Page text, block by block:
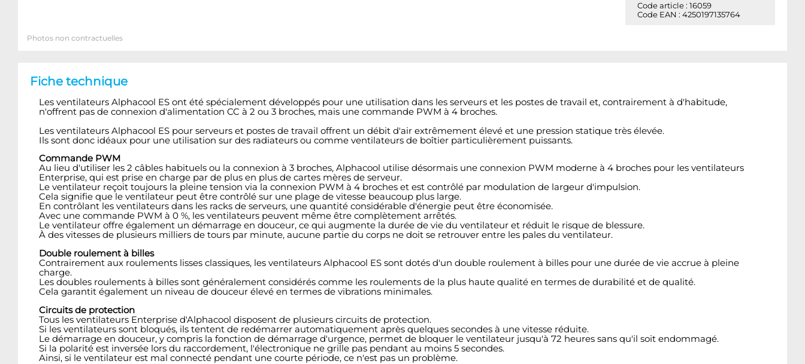
Code article : 16059
Code EAN : 4250197135764
Photos non contractuelles
Fiche technique
Les ventilateurs Alphacool ES ont été spécialement développés pour une utilisation dans les serveurs et les postes de travail et, contrairement à d'habitude,
n'offrent pas de connexion d'alimentation CC à 2 ou 3 broches, mais une commande PWM à 4 broches.
Les ventilateurs Alphacool ES pour serveurs et postes de travail offrent un débit d'air extrêmement élevé et une pression statique très élevée.
Ils sont donc idéaux pour une utilisation sur des radiateurs ou comme ventilateurs de boîtier particulièrement puissants.
Commande PWM
Au lieu d'utiliser les 2 câbles habituels ou la connexion à 3 broches, Alphacool utilise désormais une connexion PWM moderne à 4 broches pour les ventilateurs
Enterprise, qui est prise en charge par de plus en plus de cartes mères de serveur.
Le ventilateur reçoit toujours la pleine tension via la connexion PWM à 4 broches et est contrôlé par modulation de largeur d'impulsion.
Cela signifie que le ventilateur peut être contrôlé sur une plage de vitesse beaucoup plus large.
En contrôlant les ventilateurs dans les racks de serveurs, une quantité considérable d'énergie peut être économisée.
Avec une commande PWM à 0 %, les ventilateurs peuvent même être complètement arrêtés.
Le ventilateur offre également un démarrage en douceur, ce qui augmente la durée de vie du ventilateur et réduit le risque de blessure.
À des vitesses de plusieurs milliers de tours par minute, aucune partie du corps ne doit se retrouver entre les pales du ventilateur.
Double roulement à billes
Contrairement aux roulements lisses classiques, les ventilateurs Alphacool ES sont dotés d'un double roulement à billes pour une durée de vie accrue à pleine
charge.
Les doubles roulements à billes sont généralement considérés comme les roulements de la plus haute qualité en termes de durabilité et de qualité.
Cela garantit également un niveau de douceur élevé en termes de vibrations minimales.
Circuits de protection
Tous les ventilateurs Enterprise d'Alphacool disposent de plusieurs circuits de protection.
Si les ventilateurs sont bloqués, ils tentent de redémarrer automatiquement après quelques secondes à une vitesse réduite.
Le démarrage en douceur, y compris la fonction de démarrage d'urgence, permet de bloquer le ventilateur jusqu'à 72 heures sans qu'il soit endommagé.
Si la polarité est inversée lors du raccordement, l'électronique ne grille pas pendant au moins 5 secondes.
Ainsi, si le ventilateur est mal connecté pendant une courte période, ce n'est pas un problème.